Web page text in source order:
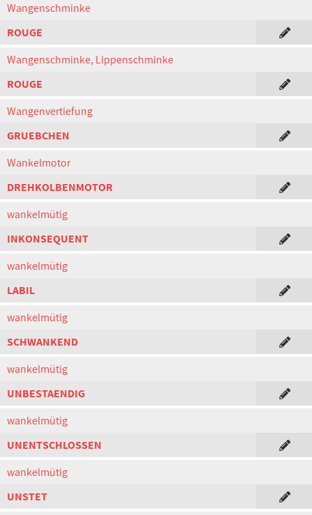
Wangenschminke
ROUGE
Wangenschminke, Lippenschminke
ROUGE
Wangenvertiefung
GRUEBCHEN
Wankelmotor
DREHKOLBENMOTOR
wankelmütig
INKONSEQUENT
wankelmütig
LABIL
wankelmütig
SCHWANKEND
wankelmütig
UNBESTAENDIG
wankelmütig
UNENTSCHLOSSEN
wankelmütig
UNSTET